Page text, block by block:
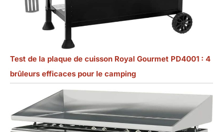
Test de la plaque de cuisson Royal Gourmet PD4001 : 4
brûleurs efficaces pour le camping